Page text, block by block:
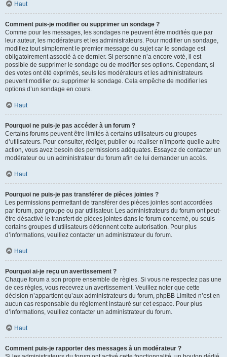
Haut
Comment puis-je modifier ou supprimer un sondage ?
Comme pour les messages, les sondages ne peuvent être modifiés que par
leur auteur, les modérateurs et les administrateurs. Pour modifier un sondage,
modifiez tout simplement le premier message du sujet car le sondage est
obligatoirement associé à ce dernier. Si personne n’a encore voté, il est
possible de supprimer le sondage ou de modifier ses options. Cependant, si
des votes ont été exprimés, seuls les modérateurs et les administrateurs
peuvent modifier ou supprimer le sondage. Cela empêche de modifier les
options d’un sondage en cours.
Haut
Pourquoi ne puis-je pas accéder à un forum ?
Certains forums peuvent être limités à certains utilisateurs ou groupes
d’utilisateurs. Pour consulter, rédiger, publier ou réaliser n’importe quelle autre
action, vous avez besoin des permissions adéquates. Essayez de contacter un
modérateur ou un administrateur du forum afin de lui demander un accès.
Haut
Pourquoi ne puis-je pas transférer de pièces jointes ?
Les permissions permettant de transférer des pièces jointes sont accordées
par forum, par groupe ou par utilisateur. Les administrateurs du forum ont peut-
être désactivé le transfert de pièces jointes dans le forum concerné, ou seuls
certains groupes d’utilisateurs détiennent cette autorisation. Pour plus
d’informations, veuillez contacter un administrateur du forum.
Haut
Pourquoi ai-je reçu un avertissement ?
Chaque forum a son propre ensemble de règles. Si vous ne respectez pas une
de ces règles, vous recevrez un avertissement. Veuillez noter que cette
décision n’appartient qu’aux administrateurs du forum, phpBB Limited n’est en
aucun cas responsable du règlement instauré sur cet espace. Pour plus
d’informations, veuillez contacter un administrateur du forum.
Haut
Comment puis-je rapporter des messages à un modérateur ?